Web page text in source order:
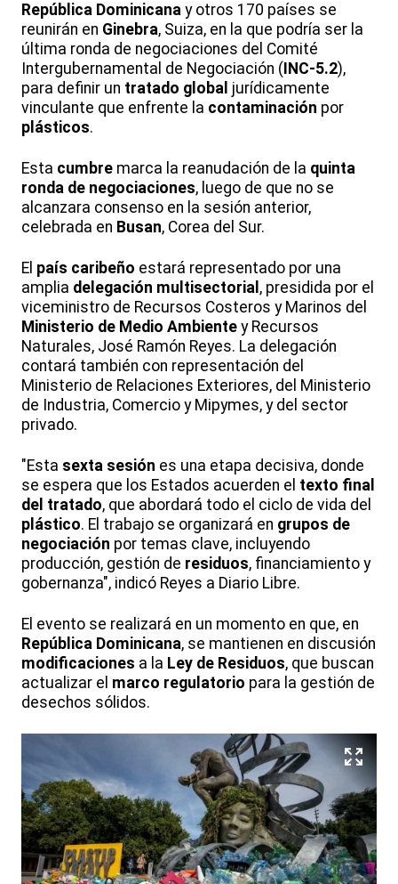
República Dominicana y otros 170 países se
reunirán en Ginebra, Suiza, en la que podría ser la
última ronda de negociaciones del Comité
Intergubernamental de Negociación ( INC-5.2),
para definir un tratado global jurídicamente
vinculante que enfrente la contaminación por
plásticos.
Esta cumbre marca la reanudación de la quinta
ronda de negociaciones, luego de que no se
alcanzara consenso en la sesión anterior,
celebrada en Busan, Corea del Sur.
El país caribeño estará representado por una
amplia delegación multisectorial , presidida por el
viceministro de Recursos Costeros y Marinos del
Ministerio de Medio Ambiente y Recursos
Naturales, José Ramón Reyes. La delegación
contará también con representación del
Ministerio de Relaciones Exteriores, del Ministerio
de Industria, Comercio y Mipymes, y del sector
privado.
"Esta sexta sesión es una etapa decisiva, donde
se espera que los Estados acuerden el texto final
del tratado, que abordará todo el ciclo de vida del
plástico. El trabajo se organizará en grupos de
negociación por temas clave, incluyendo
producción, gestión de residuos, financiamiento y
gobernanza", indicó Reyes a Diario Libre.
El evento se realizará en un momento en que, en
República Dominicana, se mantienen en discusión
modificaciones a la Ley de Residuos, que buscan
actualizar el marco regulatorio para la gestión de
desechos sólidos.